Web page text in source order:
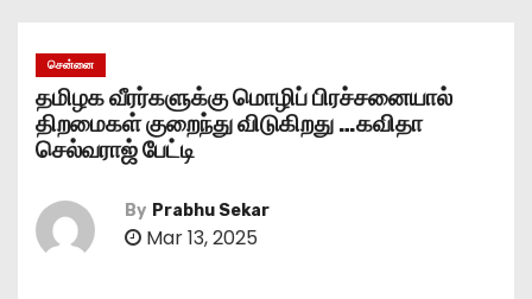
சென்னை
தமிழக வீரர்களுக்கு மொழிப் பிரச்சனையால்
திறமைகள் குறைந்து விடுகிறது …கவிதா
செல்வராஜ் பேட்டி
By Prabhu Sekar
Mar 13, 2025